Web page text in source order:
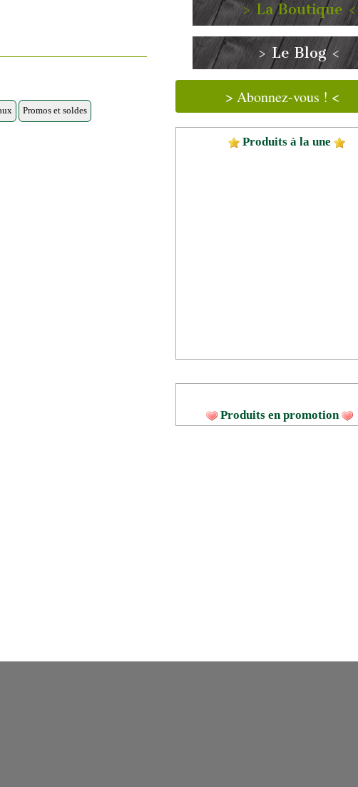
> La Boutique <
> Le Blog <
> Abonnez-vous ! <
Produits à la une
Produits en promotion